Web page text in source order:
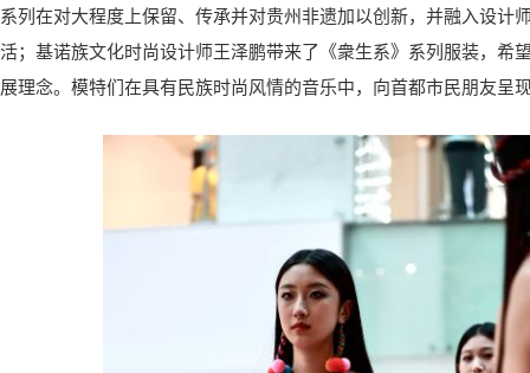
系列在对大程度上保留、传承并对贵州非遗加以创新，并融入设计
活；基诺族文化时尚设计师王泽鹏带来了《衆生系》系列服装，希
展理念。模特们在具有民族时尚风情的音乐中，向首都市民朋友呈